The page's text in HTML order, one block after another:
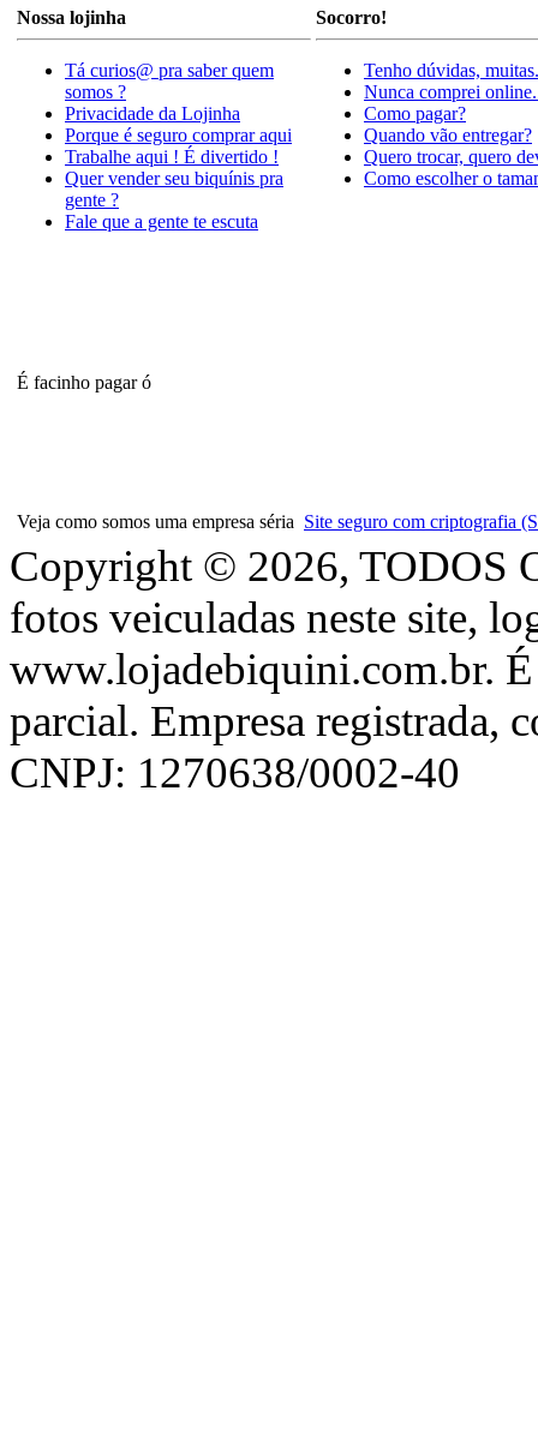
Nossa lojinha
Tá curios@ pra saber quem
somos ?
Privacidade da Lojinha
Porque é seguro comprar aqui
Trabalhe aqui ! É divertido !
Quer vender seu biquínis pra
gente ?
Fale que a gente te escuta
Socorro!
Tenho dúvidas, muitas.
Nunca comprei online.
Como pagar?
Quando vão entregar?
Quero trocar, quero
Como escolher o
É facinho pagar ó
Veja como somos uma empresa séria Site seguro com criptografia
Copyright © 2026, TODOS
fotos veiculadas neste site,
www.lojadebiquini.com.br. É
parcial. Empresa registrada,
CNPJ: 1270638/0002-40